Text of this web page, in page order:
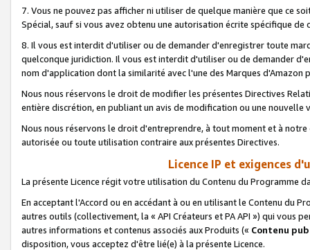
7. Vous ne pouvez pas afficher ni utiliser de quelque manière que ce
Spécial, sauf si vous avez obtenu une autorisation écrite spécifique de
8. Il vous est interdit d'utiliser ou de demander d'enregistrer toute
quelconque juridiction. Il vous est interdit d'utiliser ou de demander
nom d'application dont la similarité avec l'une des Marques
Nous nous réservons le droit de modifier les présentes Directives
entière discrétion, en publiant un avis de modification ou une nouvelle
Nous nous réservons le droit d'entreprendre, à tout moment et à
autorisée ou toute utilisation contraire aux présentes Directives.
Licence IP et exigences
La présente Licence régit votre utilisation du Contenu du Programme
En acceptant l'Accord ou en accédant à ou en utilisant le Contenu du
autres outils (collectivement, la « API Créateurs et PA API ») qui vous
autres informations et contenus associés aux Produits (« Contenu
disposition, vous acceptez d'être lié(e) à la présente Licence.